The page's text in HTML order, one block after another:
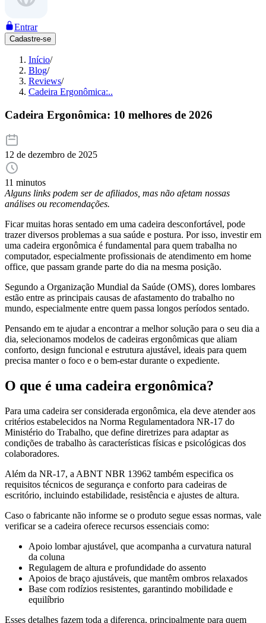
Entrar
Cadastre-se
Início/
Blog/
Reviews/
Cadeira Ergonômica:..
Cadeira Ergonômica: 10 melhores de 2026
12 de dezembro de 2025
11 minutos
Alguns links podem ser de afiliados, mas não afetam nossas
análises ou recomendações.
Ficar muitas horas sentado em uma cadeira desconfortável, pode
trazer diversos problemas a sua saúde e postura. Por isso, investir em
uma cadeira ergonômica é fundamental para quem trabalha no
computador, especialmente profissionais de atendimento em home
office, que passam grande parte do dia na mesma posição.
Segundo a Organização Mundial da Saúde (OMS), dores lombares
estão entre as principais causas de afastamento do trabalho no
mundo, especialmente entre quem passa longos períodos sentado.
Pensando em te ajudar a encontrar a melhor solução para o seu dia a
dia, selecionamos modelos de cadeiras ergonômicas que aliam
conforto, design funcional e estrutura ajustável, ideais para quem
precisa manter o foco e o bem-estar durante o expediente.
O que é uma cadeira ergonômica?
Para uma cadeira ser considerada ergonômica, ela deve atender aos
critérios estabelecidos na Norma Regulamentadora NR-17 do
Ministério do Trabalho, que define diretrizes para adaptar as
condições de trabalho às características físicas e psicológicas dos
colaboradores.
Além da NR-17, a ABNT NBR 13962 também especifica os
requisitos técnicos de segurança e conforto para cadeiras de
escritório, incluindo estabilidade, resistência e ajustes de altura.
Caso o fabricante não informe se o produto segue essas normas, vale
verificar se a cadeira oferece recursos essenciais como:
Apoio lombar ajustável, que acompanha a curvatura natural
da coluna
Regulagem de altura e profundidade do assento
Apoios de braço ajustáveis, que mantêm ombros relaxados
Base com rodízios resistentes, garantindo mobilidade e
equilíbrio
Esses detalhes fazem toda a diferença, principalmente para quem